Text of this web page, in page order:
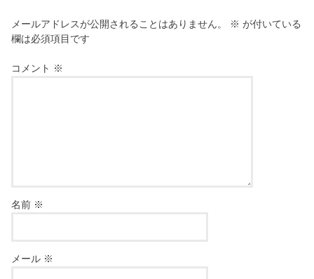
メールアドレスが公開されることはありません。 ※ が付いている
欄は必須項目です
コメント ※
名前 ※
メール ※